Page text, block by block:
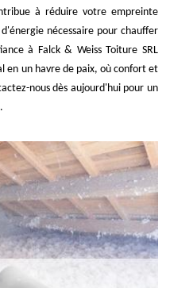
à réduire votre empreinte
nécessaire pour chauffer
à Falck & Weiss Toiture SRL
en un havre de paix, où confort et
nous dès aujourd'hui pour un